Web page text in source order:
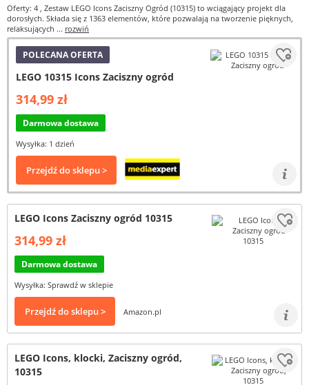
Oferty: 4 , Zestaw LEGO Icons Zaciszny Ogród (10315) to wciągający projekt dla
dorosłych. Składa się z 1363 elementów, które pozwalają na tworzenie pięknych,
relaksujących ... rozwiń
POLECANA OFERTA
LEGO 10315 Icons Zaciszny ogród
314,99 zł
Darmowa dostawa
Wysyłka: 1 dzień
Przejdź do sklepu >
LEGO Icons Zaciszny ogród 10315
314,99 zł
Darmowa dostawa
Wysyłka: Sprawdź w sklepie
Przejdź do sklepu > Amazon.pl
LEGO Icons, klocki, Zaciszny ogród,
10315